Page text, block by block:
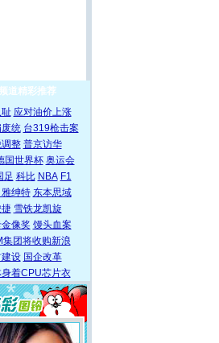
道精彩推荐
应对油价上涨
统 台319枪击案
整 普京访华
国世界杯 奥运会
足 科比 NBA F1
绅特 东本思域
雪铁龙凯旋
像奖 馒头血案
集团将收购新浪
设 国企改革
着CPU芯片衣